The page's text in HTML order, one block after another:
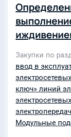
2580 от
ТП-10/
302-
ПС 71
ПИР, МО,
Закупки по
ввод в
ключ» линий
Модульные